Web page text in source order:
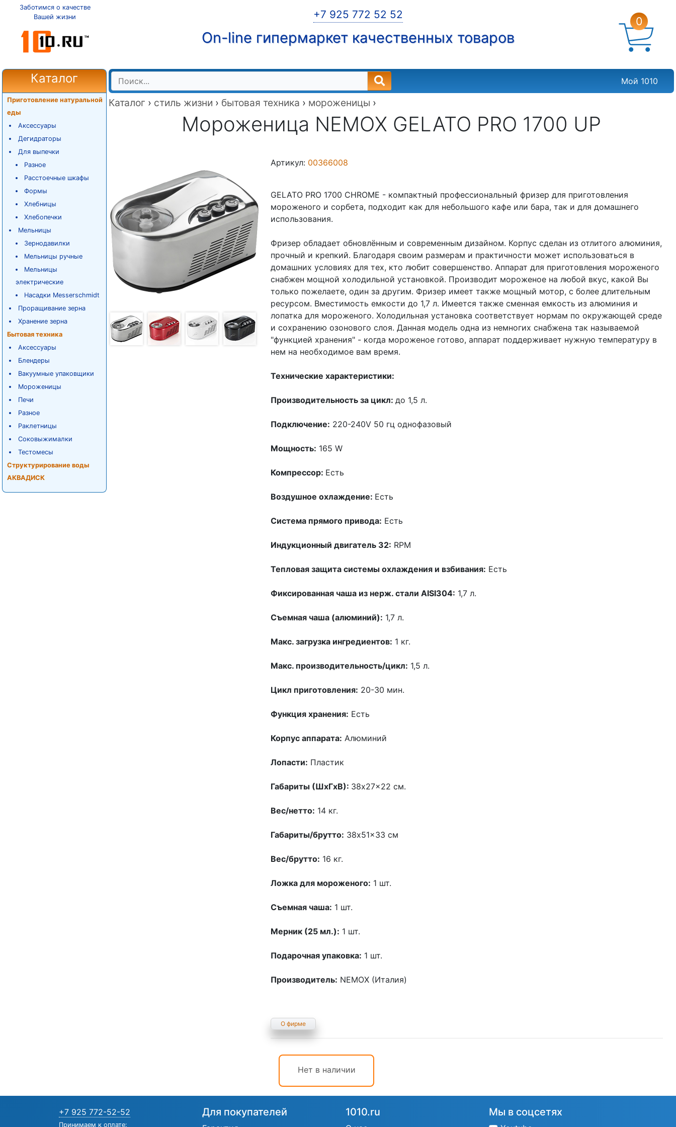
Заботимся о качестве
Вашей жизни
+7 925 772 52 52
On-line гипермаркет качественных товаров
0
Каталог
Приготовление натуральной
еды
Аксессуары
Дегидраторы
Для выпечки
Разное
Расстоечные шкафы
Формы
Хлебницы
Хлебопечки
Мельницы
Зернодавилки
Мельницы ручные
Мельницы
электрические
Насадки Messerschmidt
Проращивание зерна
Хранение зерна
Бытовая техника
Аксессуары
Блендеры
Вакуумные упаковщики
Мороженицы
Печи
Разное
Раклетницы
Соковыжималки
Тестомесы
Структурирование воды
АКВАДИСК
Мой 1010
Каталог › стиль жизни › бытовая техника › мороженицы ›
Мороженица NEMOX GELATO PRO 1700 UP
Артикул: 00366008
GELATO PRO 1700 CHROME - компактный профессиональный фризер для приготовления
мороженого и сорбета, подходит как для небольшого кафе или бара, так и для домашнего
использования.
Фризер обладает обновлённым и современным дизайном. Корпус сделан из отлитого алюминия,
прочный и крепкий. Благодаря своим размерам и практичности может использоваться в
домашних условиях для тех, кто любит совершенство. Аппарат для приготовления мороженого
снабжен мощной холодильной установкой. Производит мороженое на любой вкус, какой Вы
только пожелаете, один за другим. Фризер имеет также мощный мотор, с более длительным
ресурсом. Вместимость емкости до 1,7 л. Имеется также сменная емкость из алюминия и
лопатка для мороженого. Холодильная установка соответствует нормам по окружающей среде
и сохранению озонового слоя. Данная модель одна из немногих снабжена так называемой
"функцией хранения" - когда мороженое готово, аппарат поддерживает нужную температуру в
нем на необходимое вам время.
Технические характеристики:
Производительность за цикл:до 1,5 л.
Подключение: 220-240V 50 гц однофазовый
Мощность: 165 W
Компрессор: Есть
Воздушное охлаждение: Есть
Система прямого привода: Есть
Индукционный двигатель 32: RPM
Тепловая защита системы охлаждения и взбивания: Есть
Фиксированная чаша из нерж. стали AISI304: 1,7 л.
Съемная чаша (алюминий): 1,7 л.
Макс. загрузка ингредиентов: 1 кг.
Макс. производительность/цикл: 1,5 л.
Цикл приготовления: 20-30 мин.
Функция хранения: Есть
Корпус аппарата: Алюминий
Лопасти: Пластик
Габариты (ШхГхВ): 38x27x22 см.
Вес/нетто: 14 кг.
Габариты/брутто: 38x51x33 см
Вес/брутто: 16 кг.
Ложка для мороженого: 1 шт.
Съемная чаша: 1 шт.
Мерник (25 мл.): 1 шт.
Подарочная упаковка: 1 шт.
Производитель: NEMOX (Италия)
О фирме
Нет в наличии
+7 925 772-52-52
Принимаем к оплате:
Для покупателей 1010.ru Мы в соцсетях